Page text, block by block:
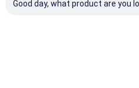
Good day, what product are you